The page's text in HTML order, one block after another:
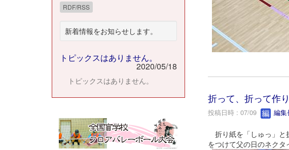
折って、折って作
投稿日時 : 07/09 編集
折り紙を「しゅっ」と
をつけて父の日のネクタ
RDF/RSS
新着情報をお知らせします。
トピックスはありません。
2020/05/18
トピックスはありません。